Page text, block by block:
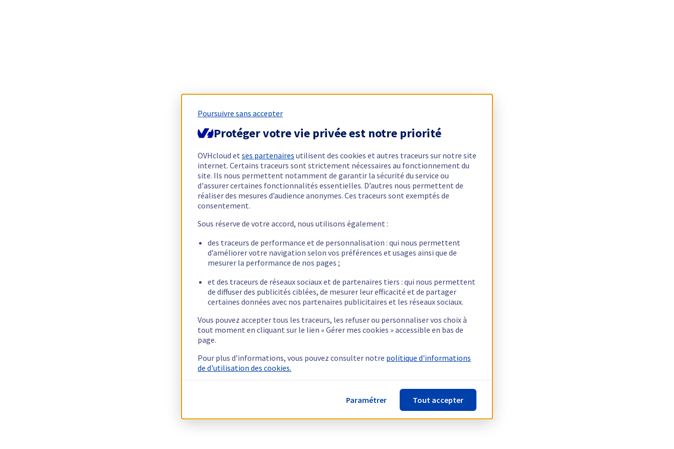
Poursuivre sans accepter
Protéger votre vie privée est notre priorité
OVHcloud et ses partenaires utilisent des cookies et autres traceurs sur notre site
internet. Certains traceurs sont strictement nécessaires au fonctionnement du
site. Ils nous permettent notamment de garantir la sécurité du service ou
d'assurer certaines fonctionnalités essentielles. D’autres nous permettent de
réaliser des mesures d’audience anonymes. Ces traceurs sont exemptés de
consentement.
Sous réserve de votre accord, nous utilisons également :
des traceurs de performance et de personnalisation : qui nous permettent
d’améliorer votre navigation selon vos préférences et usages ainsi que de
mesurer la performance de nos pages ;
et des traceurs de réseaux sociaux et de partenaires tiers : qui nous permettent
de diffuser des publicités ciblées, de mesurer leur efficacité et de partager
certaines données avec nos partenaires publicitaires et les réseaux sociaux.
Vous pouvez accepter tous les traceurs, les refuser ou personnaliser vos choix à
tout moment en cliquant sur le lien « Gérer mes cookies » accessible en bas de
page.
Pour plus d’informations, vous pouvez consulter notre politique d'informations
de d'utilisation des cookies.
Paramétrer Tout accepter